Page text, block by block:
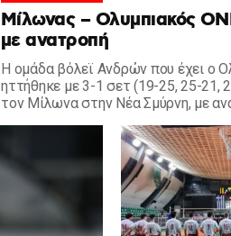
Μίλωνας – Ολυμπιακός
με ανατροπή
Η ομάδα βόλεϊ Ανδρών που έχει ο
ηττήθηκε με 3-1 σετ (19-25, 25-21,
τον Μίλωνα στην Νέα Σμύρνη, με